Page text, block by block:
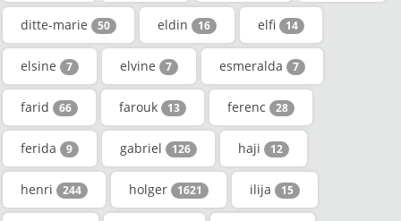
ditte-marie 50 eldin 16 elfi 14
elsine 7 elvine 7 esmeralda 7
farid 66 farouk 13 ferenc 28
ferida 9 gabriel 126 haji 12
henri 244 holger 1621 ilija 15